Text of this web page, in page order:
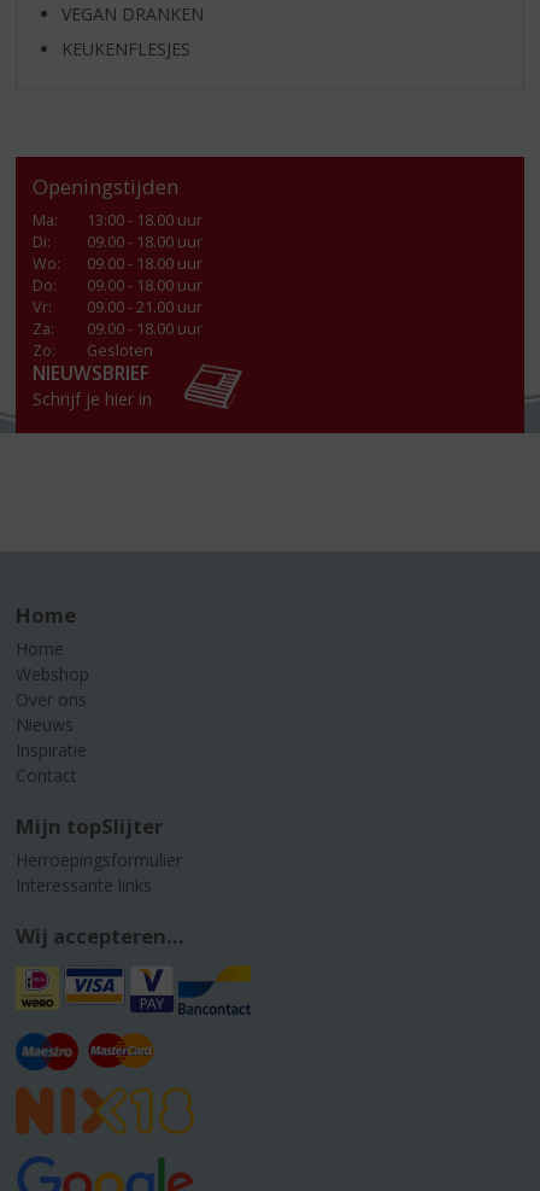
VEGAN DRANKEN
KEUKENFLESJES
Openingstijden
Ma:
13:00 - 18.00 uur
Di:
09.00 - 18.00 uur
Wo:
09.00 - 18.00 uur
Do:
09.00 - 18.00 uur
Vr:
09.00 - 21.00 uur
Za:
09.00 - 18.00 uur
Zo:
Gesloten
NIEUWSBRIEF
Schrijf je hier in
Home
Home
Webshop
Over ons
Nieuws
Inspiratie
Contact
Mijn topSlijter
Herroepingsformulier
Interessante links
Wij accepteren...